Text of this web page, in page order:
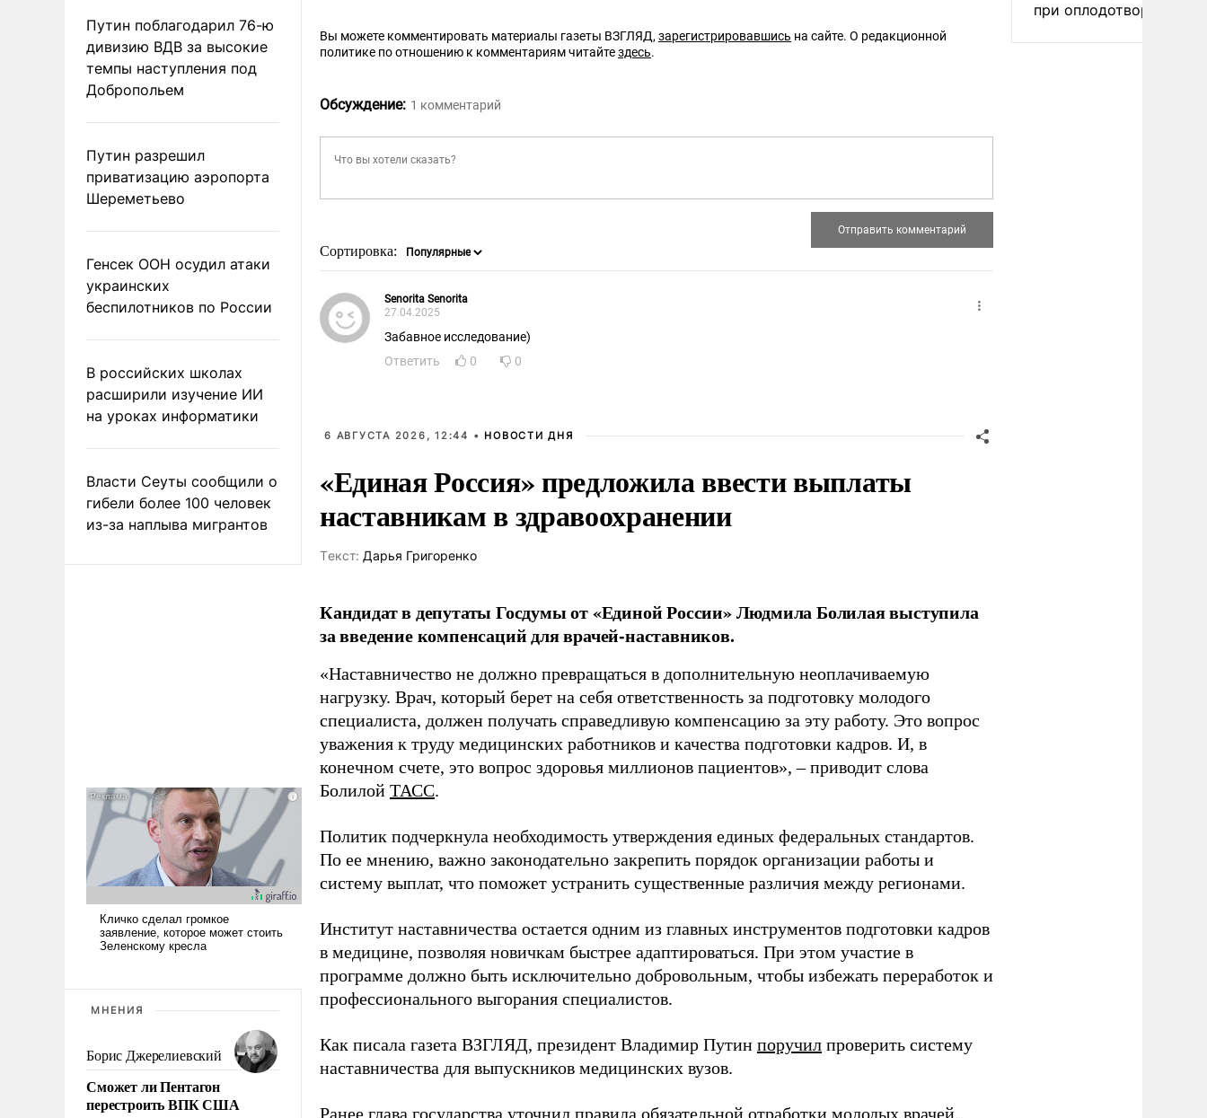
Путин поблагодарил 76-ю
дивизию ВДВ за высокие
темпы наступления под
Добропольем
Путин разрешил
приватизацию аэропорта
Шереметьево
Генсек ООН осудил атаки
украинских
беспилотников по России
В российских школах
расширили изучение ИИ
на уроках информатики
Власти Сеуты сообщили о
гибели более 100 человек
из-за наплыва мигрантов
МНЕНИЯ
Борис Джерелиевский
Сможет ли Пентагон
перестроить ВПК США
Вы можете комментировать материалы газеты ВЗГЛЯД, зарегистрировавшись на сайте. О редакционной
политике по отношению к комментариям читайтездесь.
Обсуждение: 1 комментарий
Сортировка:
Senorita Senorita
27.04.2025
Забавное исследование)
Ответить
0 0
6 АВГУСТА 2026, 12:44 • НОВОСТИ ДНЯ
«Единая Россия» предложила ввести выплаты
наставникам в здравоохранении
Tекст: Дарья Григоренко
Кандидат в депутаты Госдумы от «Единой России» Людмила Болилая выступила
за введение компенсаций для врачей-наставников.
«Наставничество не должно превращаться в дополнительную неоплачиваемую
нагрузку. Врач, который берет на себя ответственность за подготовку молодого
специалиста, должен получать справедливую компенсацию за эту работу. Это вопрос
уважения к труду медицинских работников и качества подготовки кадров. И, в
конечном счете, это вопрос здоровья миллионов пациентов», – приводит слова
Болилой ТАСС.
Политик подчеркнула необходимость утверждения единых федеральных стандартов.
По ее мнению, важно законодательно закрепить порядок организации работы и
систему выплат, что поможет устранить существенные различия между регионами.
Институт наставничества остается одним из главных инструментов подготовки кадров
в медицине, позволяя новичкам быстрее адаптироваться. При этом участие в
программе должно быть исключительно добровольным, чтобы избежать переработок и
профессионального выгорания специалистов.
Как писала газета ВЗГЛЯД, президент Владимир Путин поручил проверить систему
наставничества для выпускников медицинских вузов.
Ранее глава государства уточнил правила обязательной отработки молодых врачей.
при оплодотворении